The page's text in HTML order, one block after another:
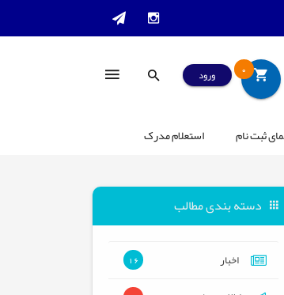
0 ورود
ثبت نام استعلام مدرک
دسته بندی مطالب
اخبار 16